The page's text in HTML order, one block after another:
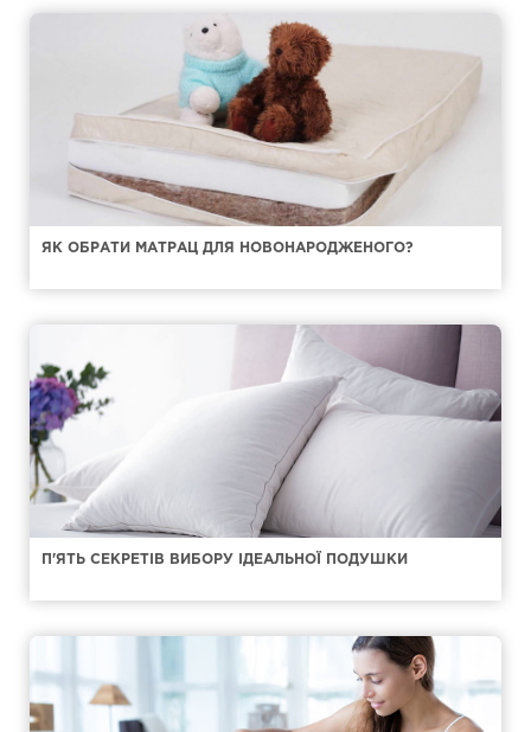
ЯК ОБРАТИ МАТРАЦ ДЛЯ НОВОНАРОДЖЕНОГО?
П'ЯТЬ СЕКРЕТІВ ВИБОРУ ІДЕАЛЬНОЇ ПОДУШКИ